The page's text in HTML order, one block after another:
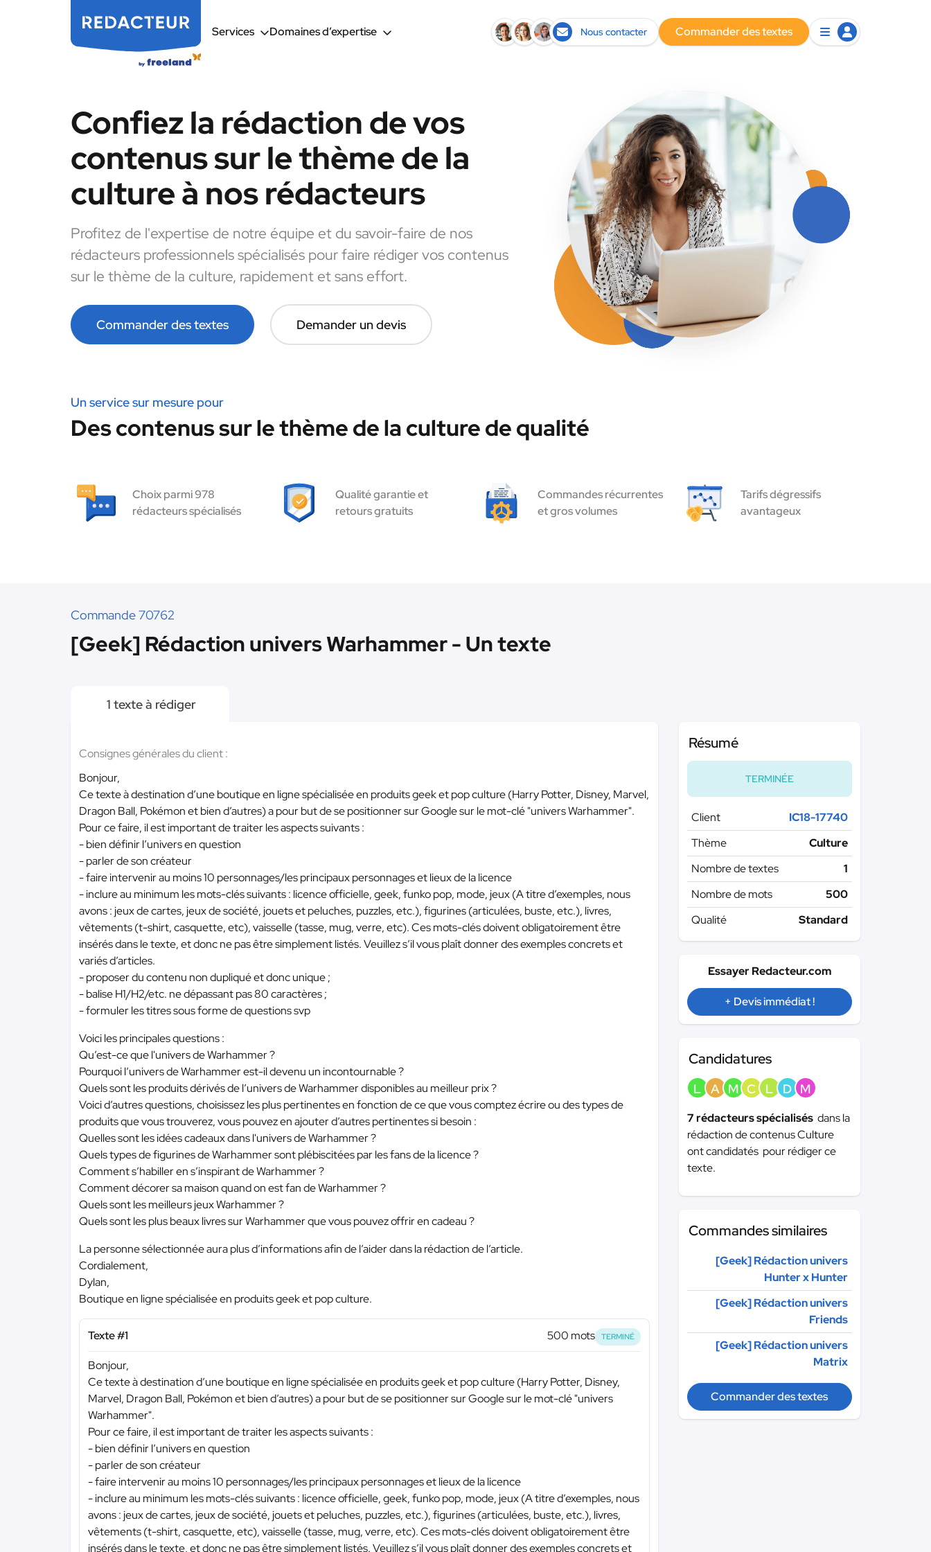
Services Domaines d’expertise Nous contacter Commander des textes
Confiez la rédaction de vos
contenus sur le thème de la
culture à nos rédacteurs
Profitez de l'expertise de notre équipe et du savoir-faire de nos
rédacteurs professionnels spécialisés pour faire rédiger vos contenus
sur le thème de la culture, rapidement et sans effort.
Commander des textes Demander un devis
Un service sur mesure pour
Des contenus sur le thème de la culture de qualité
Choix parmi 978
rédacteurs spécialisés
Qualité garantie et
retours gratuits
Commandes récurrentes
et gros volumes
Tarifs dégressifs
avantageux
Commande 70762
[Geek] Rédaction univers Warhammer - Un texte
1 texte à rédiger
Consignes générales du client :
Bonjour,
Ce texte à destination d’une boutique en ligne spécialisée en produits geek et pop culture (Harry Potter, Disney, Marvel,
Dragon Ball, Pokémon et bien d’autres) a pour but de se positionner sur Google sur le mot-clé "univers Warhammer".
Pour ce faire, il est important de traiter les aspects suivants :
- bien définir l’univers en question
- parler de son créateur
- faire intervenir au moins 10 personnages/les principaux personnages et lieux de la licence
- inclure au minimum les mots-clés suivants : licence officielle, geek, funko pop, mode, jeux (A titre d’exemples, nous
avons : jeux de cartes, jeux de société, jouets et peluches, puzzles, etc.), figurines (articulées, buste, etc.), livres,
vêtements (t-shirt, casquette, etc), vaisselle (tasse, mug, verre, etc). Ces mots-clés doivent obligatoirement être
insérés dans le texte, et donc ne pas être simplement listés. Veuillez s’il vous plaît donner des exemples concrets et
variés d’articles.
- proposer du contenu non dupliqué et donc unique ;
- balise H1/H2/etc. ne dépassant pas 80 caractères ;
- formuler les titres sous forme de questions svp
Voici les principales questions :
Qu’est-ce que l'univers de Warhammer ?
Pourquoi l’univers de Warhammer est-il devenu un incontournable ?
Quels sont les produits dérivés de l’univers de Warhammer disponibles au meilleur prix ?
Voici d’autres questions, choisissez les plus pertinentes en fonction de ce que vous comptez écrire ou des types de
produits que vous trouverez, vous pouvez en ajouter d’autres pertinentes si besoin :
Quelles sont les idées cadeaux dans l'univers de Warhammer ?
Quels types de figurines de Warhammer sont plébiscitées par les fans de la licence ?
Comment s’habiller en s’inspirant de Warhammer ?
Comment décorer sa maison quand on est fan de Warhammer ?
Quels sont les meilleurs jeux Warhammer ?
Quels sont les plus beaux livres sur Warhammer que vous pouvez offrir en cadeau ?
La personne sélectionnée aura plus d’informations afin de l’aider dans la rédaction de l’article.
Cordialement,
Dylan,
Boutique en ligne spécialisée en produits geek et pop culture.
Texte #1 500 mots TERMINÉ
Bonjour,
Ce texte à destination d’une boutique en ligne spécialisée en produits geek et pop culture (Harry Potter, Disney,
Marvel, Dragon Ball, Pokémon et bien d’autres) a pour but de se positionner sur Google sur le mot-clé "univers
Warhammer".
Pour ce faire, il est important de traiter les aspects suivants :
- bien définir l’univers en question
- parler de son créateur
- faire intervenir au moins 10 personnages/les principaux personnages et lieux de la licence
- inclure au minimum les mots-clés suivants : licence officielle, geek, funko pop, mode, jeux (A titre d’exemples, nous
avons : jeux de cartes, jeux de société, jouets et peluches, puzzles, etc.), figurines (articulées, buste, etc.), livres,
vêtements (t-shirt, casquette, etc), vaisselle (tasse, mug, verre, etc). Ces mots-clés doivent obligatoirement être
insérés dans le texte, et donc ne pas être simplement listés. Veuillez s’il vous plaît donner des exemples concrets et
Résumé
TERMINÉE
Client
IC18-17740
Thème
Culture
Nombre de textes
1
Nombre de mots
500
Qualité
Standard
Essayer Redacteur.com
+ Devis immédiat !
Candidatures
L A M C L D M
7 rédacteurs spécialisés dans la
rédaction de contenus Culture
ont candidatés pour rédiger ce
texte.
Commandes similaires
[Geek] Rédaction univers
Hunter x Hunter
[Geek] Rédaction univers
Friends
[Geek] Rédaction univers
Matrix
Commander des textes